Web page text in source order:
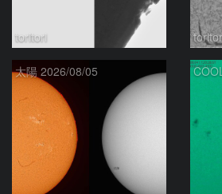
toritori
太陽 2026/08/05